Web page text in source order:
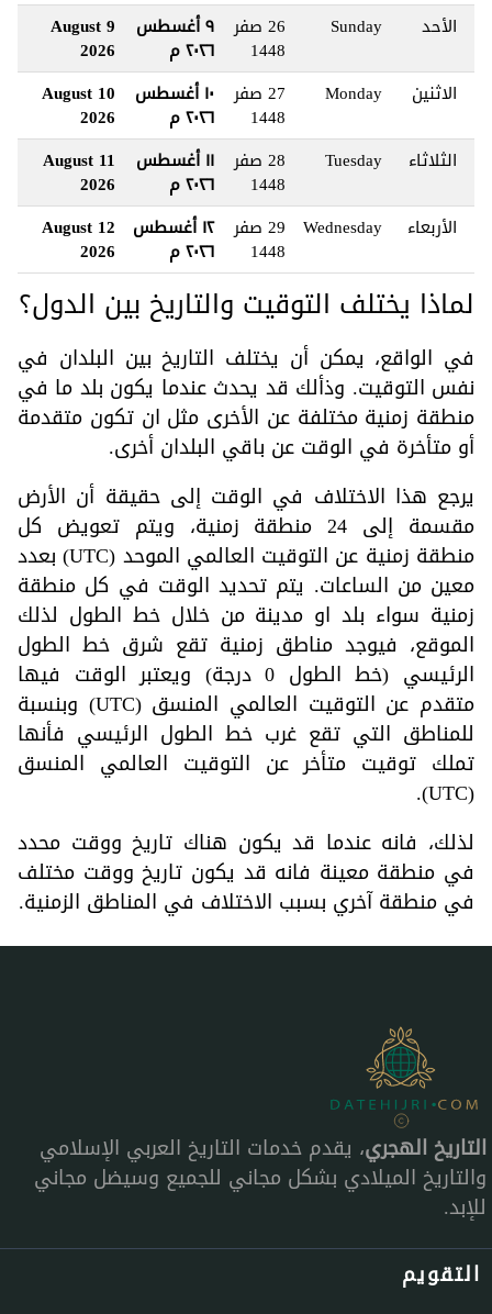
الأحد
Sunday 26 صفر
1448
٩ أغسطس
٢٠٢٦ م
9 August
2026
الاثنين
Monday 27 صفر
1448
١٠ أغسطس
٢٠٢٦ م
10 August
2026
الثلاثاء
Tuesday 28 صفر
1448
١١ أغسطس
٢٠٢٦ م
11 August
2026
الأربعاء
Wednesday 29 صفر
1448
١٢ أغسطس
٢٠٢٦ م
12 August
2026
لماذا يختلف التوقيت والتاريخ بين الدول؟
في الواقع، يمكن أن يختلف التاريخ بين البلدان في
نفس التوقيت. وذألك قد يحدث عندما يكون بلد ما في
منطقة زمنية مختلفة عن الأخرى مثل ان تكون متقدمة
أو متأخرة في الوقت عن باقي البلدان أخرى.
يرجع هذا الاختلاف في الوقت إلى حقيقة أن الأرض
مقسمة إلى 24 منطقة زمنية، ويتم تعويض كل
منطقة زمنية عن التوقيت العالمي الموحد (UTC) بعدد
معين من الساعات. يتم تحديد الوقت في كل منطقة
زمنية سواء بلد او مدينة من خلال خط الطول لذلك
الموقع، فيوجد مناطق زمنية تقع شرق خط الطول
الرئيسي (خط الطول 0 درجة) ويعتبر الوقت فيها
متقدم عن التوقيت العالمي المنسق (UTC) وبنسبة
للمناطق التي تقع غرب خط الطول الرئيسي فأنها
تملك توقيت متأخر عن التوقيت العالمي المنسق
(UTC).
لذلك، فانه عندما قد يكون هناك تاريخ ووقت محدد
في منطقة معينة فانه قد يكون تاريخ ووقت مختلف
في منطقة آخري بسبب الاختلاف في المناطق الزمنية.
التاريخ الهجري، يقدم خدمات التاريخ العربي الإسلامي
والتاريخ الميلادي بشكل مجاني للجميع وسيضل مجاني
للإبد.
التقويم